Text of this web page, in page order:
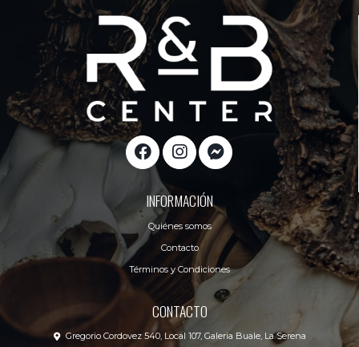
INFORMACIÓN
Quiénes somos
Contacto
Términos y Condiciones
CONTACTO
Gregorio Cordovez 540, Local 107, Galeria Buale, La Serena